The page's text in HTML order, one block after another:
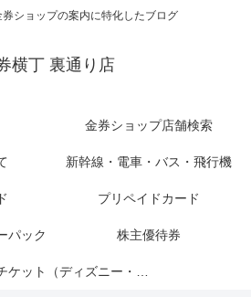
ショップの案内に特化したブログ
横丁 裏通り店
金券ショップ店舗検索
新幹線・電車・バス・飛行機
プリペイドカード
パック 株主優待券
レジャーチケット（ディズニー・USJ他）